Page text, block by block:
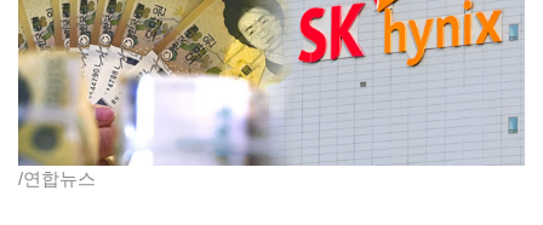
/연합뉴스